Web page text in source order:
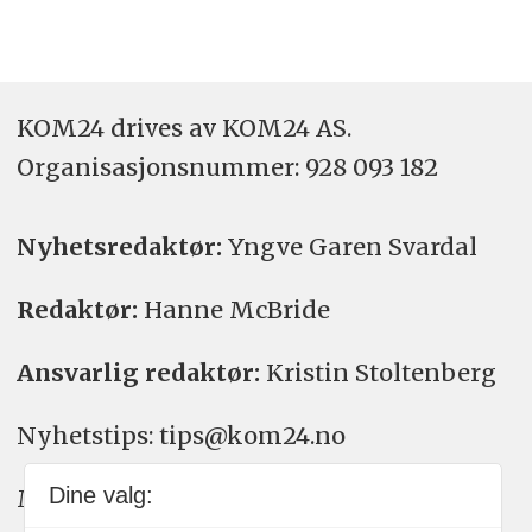
KOM24 drives av KOM24 AS.
Organisasjons­nummer: 928 093 182
Nyhetsredaktør: Yngve Garen Svardal
Redaktør: Hanne McBride
Ansvarlig redaktør: Kristin Stoltenberg
Nyhetstips: tips@kom24.no
Meninger: meninger@kom24.no
Dine valg: